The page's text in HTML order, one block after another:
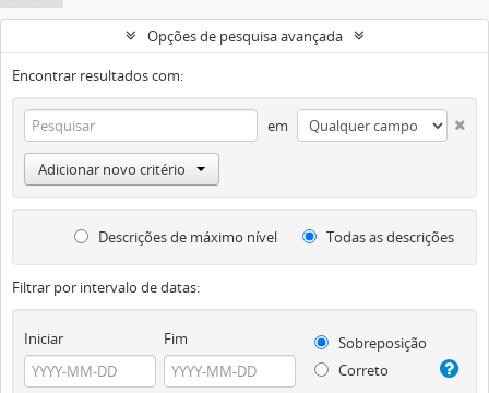
Opções de pesquisa avançada
Encontrar resultados com:
em
Adicionar novo critério
Descrições de máximo nível Todas as descrições
Filtrar por intervalo de datas:
Iniciar Fim
Sobreposição
Correto